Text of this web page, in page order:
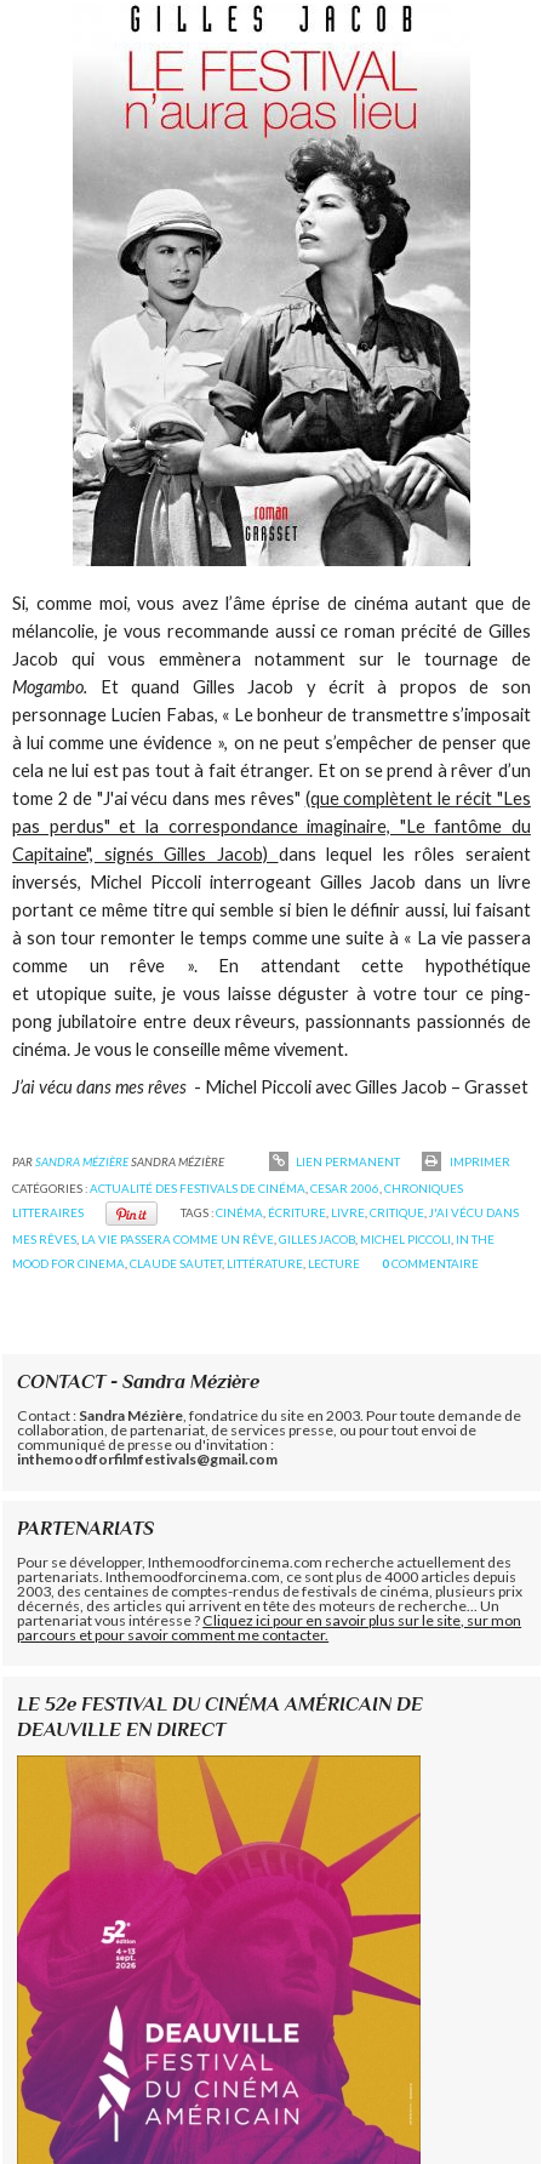
Si, comme moi, vous avez l’âme éprise de cinéma autant que de
mélancolie, je vous recommande aussi ce roman précité de Gilles
Jacob qui vous emmènera notamment sur le tournage de
Mogambo. Et quand Gilles Jacob y écrit à propos de son
personnage Lucien Fabas, « Le bonheur de transmettre s’imposait
à lui comme une évidence », on ne peut s’empêcher de penser que
cela ne lui est pas tout à fait étranger. Et on se prend à rêver d’un
tome 2 de "J'ai vécu dans mes rêves" (que complètent le récit "Les
pas perdus" et la correspondance imaginaire, "Le fantôme du
Capitaine", signés Gilles Jacob) dans lequel les rôles seraient
inversés, Michel Piccoli interrogeant Gilles Jacob dans un livre
portant ce même titre qui semble si bien le définir aussi, lui faisant
à son tour remonter le temps comme une suite à « La vie passera
comme un rêve ». En attendant cette hypothétique
et utopique suite, je vous laisse déguster à votre tour ce ping-
pong jubilatoire entre deux rêveurs, passionnants passionnés de
cinéma. Je vous le conseille même vivement.
J’ai vécu dans mes rêves - Michel Piccoli avec Gilles Jacob – Grasset
PARSANDRA MÉZIÈRESANDRA MÉZIÈRE LIEN PERMANENT
IMPRIMER
CATÉGORIES :ACTUALITÉ DES FESTIVALS DE CINÉMA ,CESAR 2006 ,CHRONIQUES
LITTERAIRES
TAGS :CINÉMA ÉCRITURE, LIVRE, CRITIQUE, J'AI VÉCU DANS
MES RÊVES LA VIE PASSERA COMME UN RÊVE ,GILLES JACOB MICHEL PICCOLI IN THE
MOOD FOR CINEMA ,CLAUDE SAUTET, LITTÉRATURE LECTURE 0COMMENTAIRE
CONTACT - Sandra Mézière
Contact : Sandra Mézière , fondatrice du site en 2003. Pour toute demande de
collaboration, de partenariat, de services presse, ou pour tout envoi de
communiqué de presse ou d'invitation :
inthemoodforfilmfestivals@gmail.com
PARTENARIATS
Pour se développer, Inthemoodforcinema.com recherche actuellement des
partenariats. Inthemoodforcinema.com, ce sont plus de 4000 articles depuis
2003, des centaines de comptes-rendus de festivals de cinéma, plusieurs prix
décernés, des articles qui arrivent en tête des moteurs de recherche... Un
partenariat vous intéresse ?Cliquez ici pour en savoir plus sur le site, sur mon
parcours et pour savoir comment me contacter.
LE 52e FESTIVAL DU CINÉMA AMÉRICAIN DE
DEAUVILLE EN DIRECT